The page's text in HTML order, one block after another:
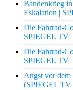
Bandenkrieg
Eskalation |
Die Fahrrad-
SPIEGEL TV
Die Fahrrad-
SPIEGEL TV
Angst vor dem
(SPIEGEL TV